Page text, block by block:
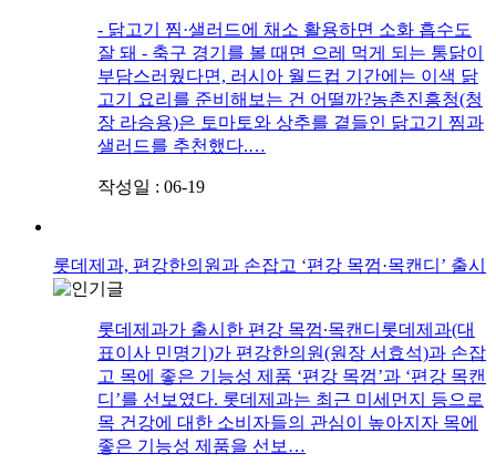
- 닭고기 찜·샐러드에 채소 활용하면 소화 흡수도
잘 돼 - 축구 경기를 볼 때면 으레 먹게 되는 통닭이
부담스러웠다면, 러시아 월드컵 기간에는 이색 닭
고기 요리를 준비해보는 건 어떨까?농촌진흥청(청
장 라승용)은 토마토와 상추를 곁들인 닭고기 찜과
샐러드를 추천했다.​…
작성일 : 06-19
롯데제과, 편강한의원과 손잡고 ‘편강 목껌·목캔디’ 출시
롯데제과가 출시한 편강 목껌∙목캔디롯데제과(대
표이사 민명기)가 편강한의원(원장 서효석)과 손잡
고 목에 좋은 기능성 제품 ‘편강 목껌’과 ‘편강 목캔
디’를 선보였다. 롯데제과는 최근 미세먼지 등으로
목 건강에 대한 소비자들의 관심이 높아지자 목에
좋은 기능성 제품을 선보…